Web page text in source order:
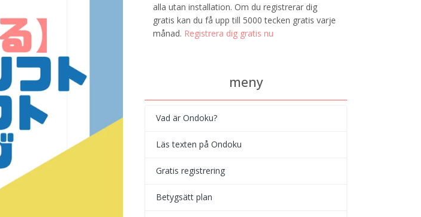
alla utan installation. Om du registrerar dig
gratis kan du få upp till 5000 tecken gratis varje
månad. Registrera dig gratis nu
meny
Vad är Ondoku?
Läs texten på Ondoku
Gratis registrering
Betygsätt plan